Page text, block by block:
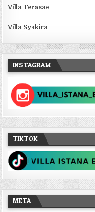
Villa Terasae
Villa Syakira
INSTAGRAM
TIKTOK
META